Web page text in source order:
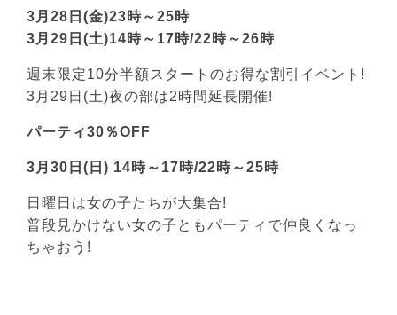
3月28日(金)23時～25時
3月29日(土)14時～17時/22時～26時
週末限定10分半額スタートのお得な割引イベント!
3月29日(土)夜の部は2時間延長開催!
パーティ30％OFF
3月30日(日) 14時～17時/22時～25時
日曜日は女の子たちが大集合!
普段見かけない女の子ともパーティで仲良くなっ
ちゃおう!